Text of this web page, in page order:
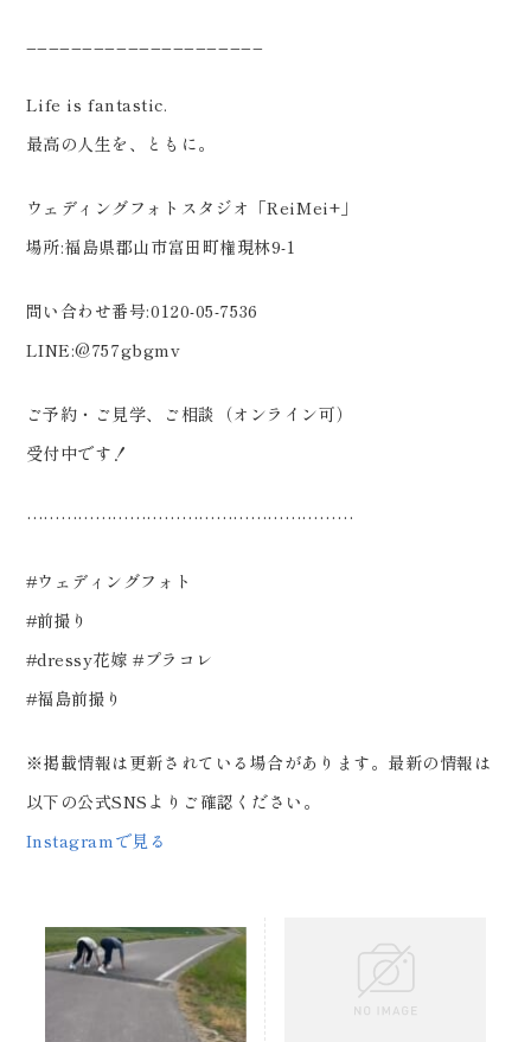
Life is fantastic.
最高の人生を、ともに。
ウェディングフォトスタジオ「ReiMei+」
場所:福島県郡山市富田町権現林9-1
問い合わせ番号:0120-05-7536
LINE:@757gbgmv
ご予約・ご見学、ご相談（オンライン可）
受付中です！
…………………………………………………
#ウェディングフォト
#前撮り
#dressy花嫁 #プラコレ
#福島前撮り
※掲載情報は更新されている場合があります。最新の情報は
以下の公式SNSよりご確認ください。
Instagramで見る